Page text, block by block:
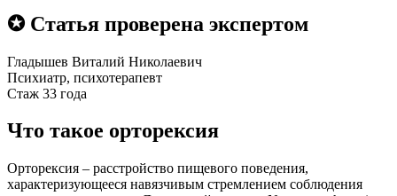
✪ Статья проверена экспертом
Гладышев Виталий Николаевич
Психиатр, психотерапевт
Стаж 33 года
Что такое орторексия
Орторексия – расстройство пищевого поведения,
характеризующееся навязчивым стремлением соблюдения